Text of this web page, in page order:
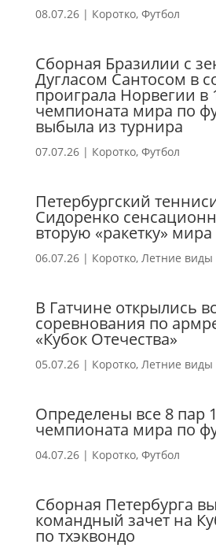
08.07.26| Коротко, Футбол
Сборная Бразилии с
Дугласом Сантосом в
проиграла Норвегии в
чемпионата мира по
выбыла из турнира
07.07.26| Коротко, Футбол
Петербургский
Сидоренко
вторую «ракетку» мира
06.07.26| Коротко, Летние виды
В Гатчине открылись
соревнования по
«Кубок Отечества»
05.07.26| Коротко, Летние виды
Определены все 8 пар
чемпионата мира по
04.07.26| Коротко, Футбол
Сборная Петербурга
командный зачет на
по тхэквондо